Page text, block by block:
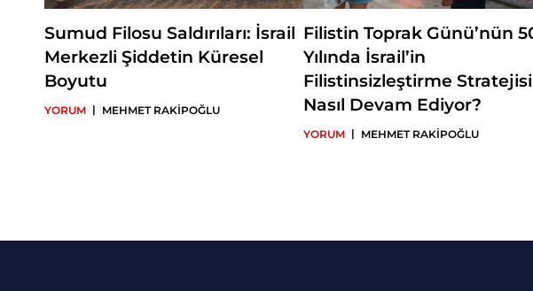
Sumud Filosu Saldırıları: İsrail
Merkezli Şiddetin Küresel
Boyutu
YORUM | MEHMET RAKİPOĞLU
Filistin Toprak Günü’nün
Yılında İsrail’in
Filistinsizleştirme Stratejisi
Nasıl Devam Ediyor?
YORUM | MEHMET RAKİPOĞLU